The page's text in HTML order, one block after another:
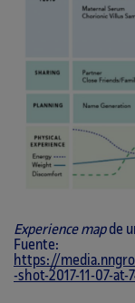
Experience mapde
Fuente:
https://
-shot-2017-11-07-at-